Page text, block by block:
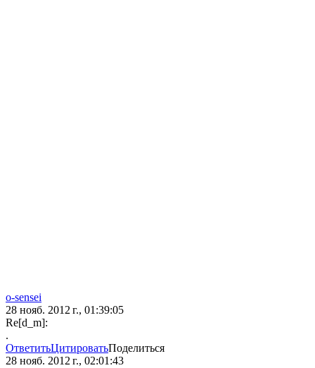
o-sensei
28 нояб. 2012 г., 01:39:05
Re[d_m]:
.
ОтветитьЦитироватьПоделиться
28 нояб. 2012 г., 02:01:43